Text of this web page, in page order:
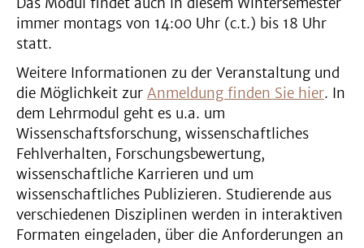
immer montags von 14:00 Uhr (c.t.) bis 18 Uhr
statt.
Weitere Informationen zu der Veranstaltung und
die Möglichkeit zur Anmeldung finden Sie hier. In
dem Lehrmodul geht es u.a. um
Wissenschaftsforschung, wissenschaftliches
Fehlverhalten, Forschungsbewertung,
wissenschaftliche Karrieren und um
wissenschaftliches Publizieren. Studierende aus
verschiedenen Disziplinen werden in interaktiven
Formaten eingeladen, über die Anforderungen an